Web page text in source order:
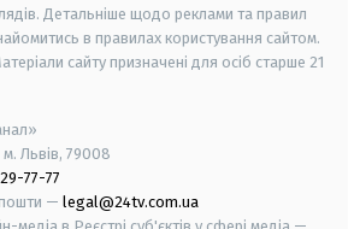
Детальніше щодо реклами та правил
в правилах користування сайтом.
сайту призначені для осіб старше 21
Львів, 79008
77-77
— legal@24tv.com.ua